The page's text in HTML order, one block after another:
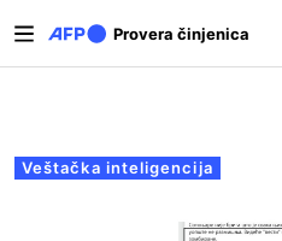
Provera činjenica
Примарни табови
Veštačka inteligencija